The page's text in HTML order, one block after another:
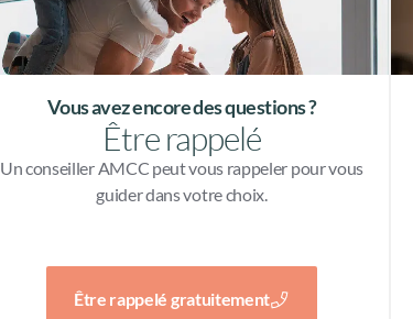
Vous avez encore des questions ?
Être rappelé
Un conseiller AMCC peut vous rappeler pour vous
guider dans votre choix.
Être rappelé gratuitement